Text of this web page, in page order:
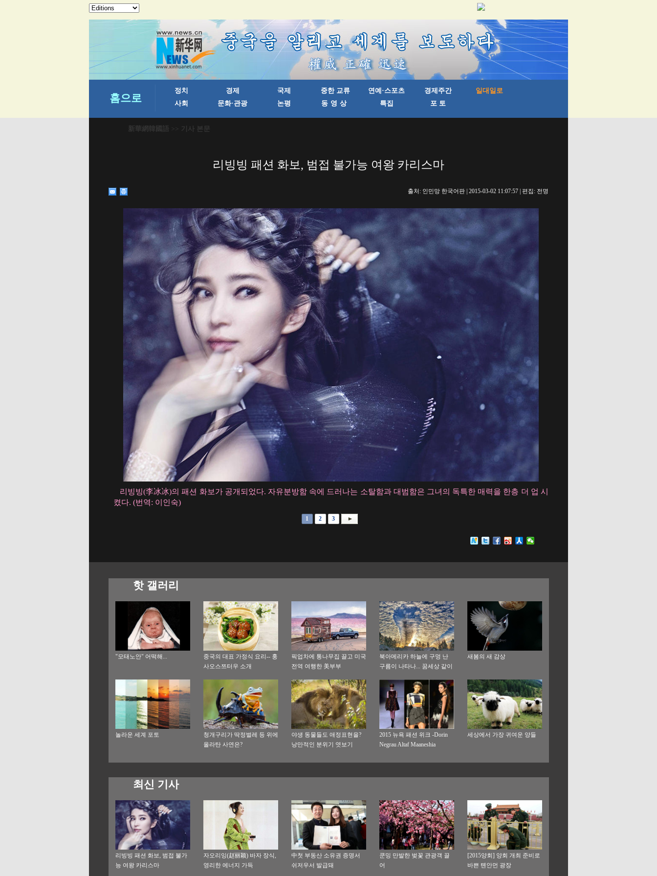
新華網韓國語 >> 기사 본문
리빙빙 패션 화보, 범접 불가능 여왕 카리스마
출처: 인민망 한국어판 | 2015-03-02 11:07:57 | 편집: 전명
리빙빙(李冰冰)의 패션 화보가 공개되었다. 자유분방함 속에 드러나는 소탈함과 대범함은 그녀의 독특한 매력을 한층 더 업 시
켰다. (번역: 이인숙)
1 2 3
핫 갤러리
"모태노안" 어떡해...
중국의 대표 가정식 요리-- 훙
사오스쯔터우 소개
픽업차에 통나무집 끌고 미국
전역 여행한 美부부
북아메리카 하늘에 구멍 난
구름이 나타나... 꿈세상 같이
새봄의 새 감상
놀라운 세계 포토
청개구리가 딱정벌레 등 위에
올라탄 사연은?
야생 동물들도 애정표현을?
낭만적인 분위기 엿보기
2015 뉴욕 패션 위크 -Dorin
Negrau Altaf Maaneshia
세상에서 가장 귀여운 양들
최신 기사
리빙빙 패션 화보, 범접 불가
능 여왕 카리스마
자오리잉(赵丽颖) 바자 장식,
영리한 에너지 가득
中첫 부동산 소유권 증명서
쉬저우서 발급돼
쿤밍 만발한 벚꽃 관광객 끌
어
[2015양회] 양회 개최 준비로
바쁜 톈안먼 광장